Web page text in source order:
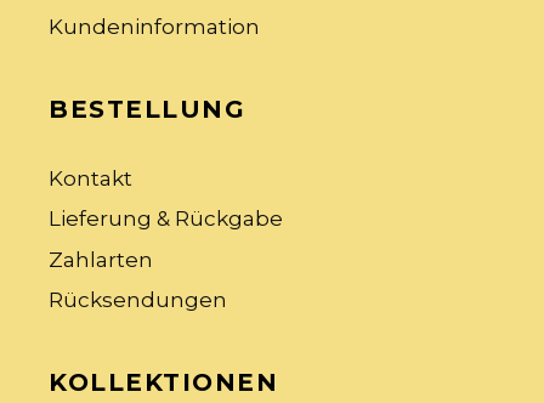
Kundeninformation
BESTELLUNG
Kontakt
Lieferung & Rückgabe
Zahlarten
Rücksendungen
KOLLEKTIONEN